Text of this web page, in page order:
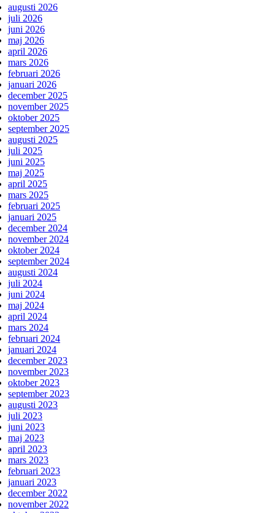
augusti 2026
juli 2026
juni 2026
maj 2026
april 2026
mars 2026
februari 2026
januari 2026
december 2025
november 2025
oktober 2025
september 2025
augusti 2025
juli 2025
juni 2025
maj 2025
april 2025
mars 2025
februari 2025
januari 2025
december 2024
november 2024
oktober 2024
september 2024
augusti 2024
juli 2024
juni 2024
maj 2024
april 2024
mars 2024
februari 2024
januari 2024
december 2023
november 2023
oktober 2023
september 2023
augusti 2023
juli 2023
juni 2023
maj 2023
april 2023
mars 2023
februari 2023
januari 2023
december 2022
november 2022